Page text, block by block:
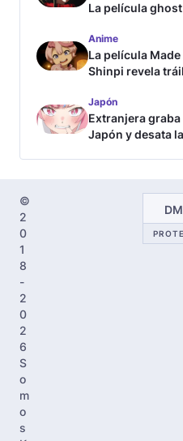
La película
Anime
La película
Shinpi revela
Japón
Extranjera
Japón y desata
©
2
0
1
8
-
2
0
2
6
S
o
m
o
s